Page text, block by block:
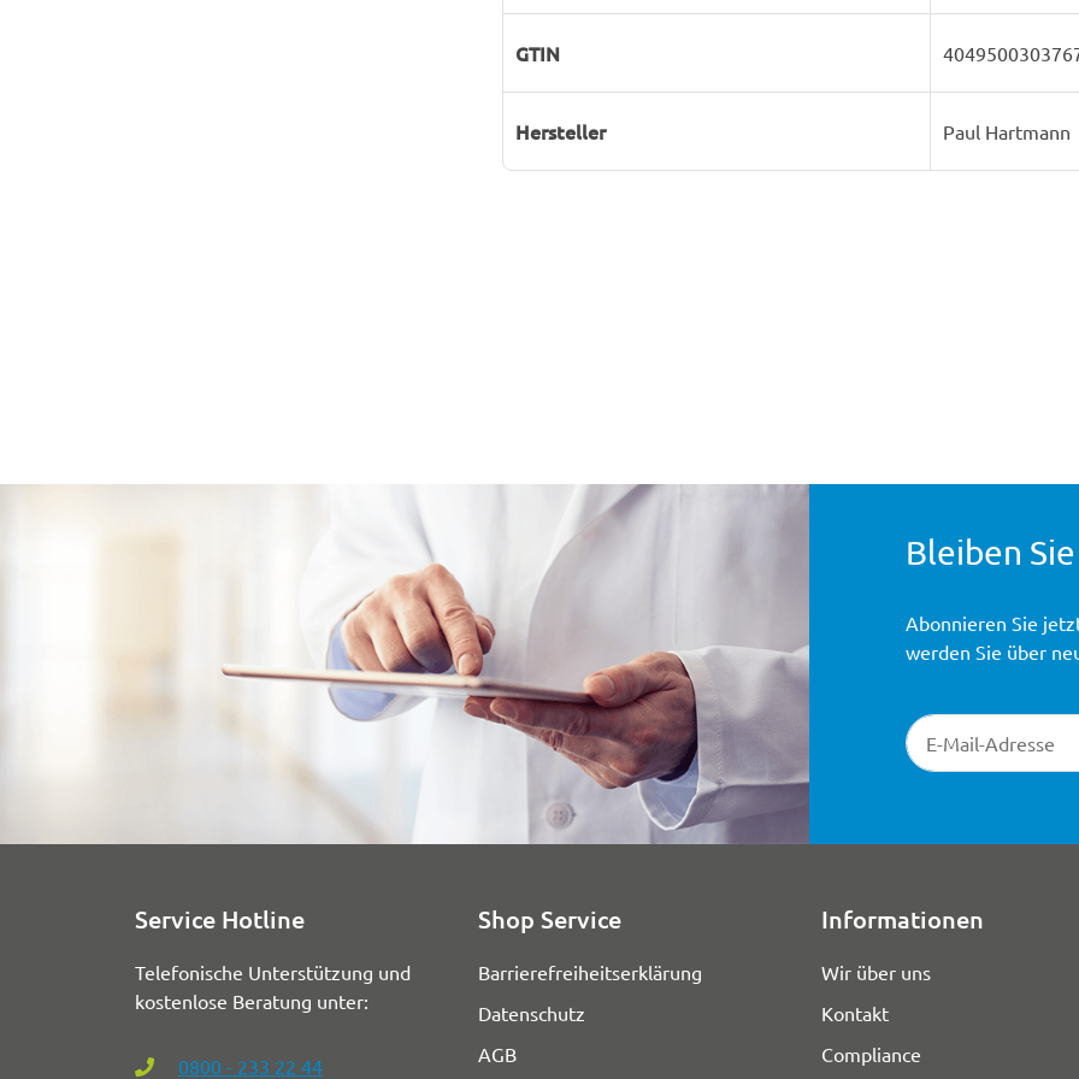
GTIN
Hersteller Paul Hartmann
Bleiben
Newsletter-
Abonnieren Sie
werden Sie über
Service Hotline
Telefonische Unterstützung und
kostenlose Beratung unter:
0800 - 233 22 44
Shop Service
Barrierefreiheitserklärung
Datenschutz
AGB
Informationen
Wir über uns
Kontakt
Compliance